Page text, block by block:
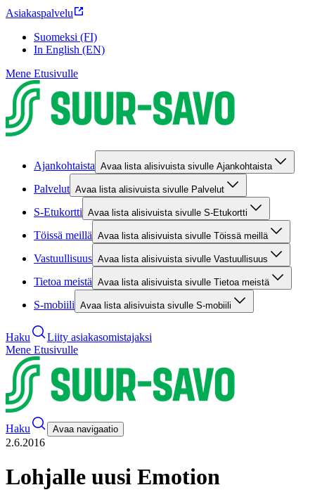
Asiakaspalvelu
Suomeksi (FI)
In English (EN)
Mene Etusivulle
Ajankohtaista Avaa lista alisivuista sivulle Ajankohtaista
Palvelut Avaa lista alisivuista sivulle Palvelut
S-Etukortti Avaa lista alisivuista sivulle S-Etukortti
Töissä meillä Avaa lista alisivuista sivulle Töissä meillä
Vastuullisuus Avaa lista alisivuista sivulle Vastuullisuus
Tietoa meistä Avaa lista alisivuista sivulle Tietoa meistä
S-mobiili Avaa lista alisivuista sivulle S-mobiili
Haku
Liity asiakasomistajaksi
Mene Etusivulle
Haku Avaa navigaatio
2.6.2016
Lohjalle uusi Emotion